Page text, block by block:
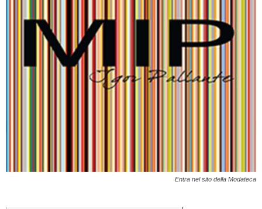
Entra nel sito della Modateca